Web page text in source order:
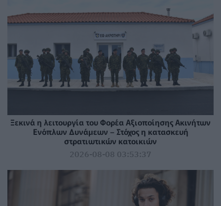
Ξεκινά η λειτουργία του Φορέα Αξιοποίησης Ακινήτων
Ενόπλων Δυνάμεων – Στόχος η κατασκευή
στρατιωτικών κατοικιών
2026-08-08 03:53:37